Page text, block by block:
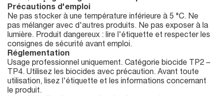
Précautions d'emploi
Ne pas stocker à une température inférieure à 5 °C. Ne
pas mélanger avec d'autres produits. Ne pas exposer à la
lumière. Produit dangereux : lire l'étiquette et respecter les
consignes de sécurité avant emploi.
Réglementation
Usage professionnel uniquement. Catégorie biocide TP2 –
TP4. Utilisez les biocides avec précaution. Avant toute
utilisation, lisez l'étiquette et les informations concernant
le produit.